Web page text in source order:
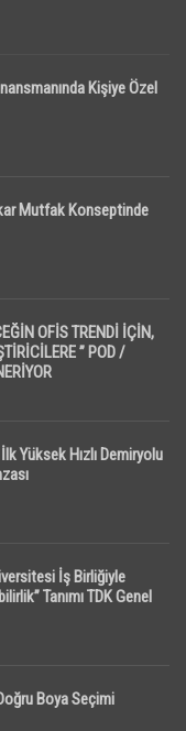
Kişiye Özel
Mutfak Konseptinde
OFİS TRENDİ İÇİN,
” POD /
Yüksek Hızlı Demiryolu
İş Birliğiyle
Tanımı TDK Genel
Boya Seçimi